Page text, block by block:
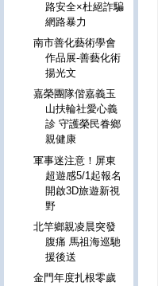
路安全×杜絕詐騙
網路暴力
南市善化藝術學會
作品展-善藝化術
揚光文
嘉榮團隊偕嘉義玉
山扶輪社愛心義
診 守護榮民眷鄉
親健康
軍事迷注意！屏東
超遊感5/1起報名
開啟3D旅遊新視
野
北竿鄉親凌晨突發
腹痛 馬祖海巡馳
援後送
金門年度扎根零歲